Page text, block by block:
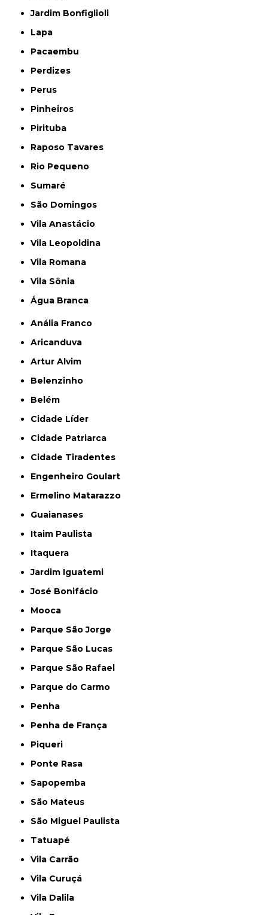
Jardim Bonfiglioli
Lapa
Pacaembu
Perdizes
Perus
Pinheiros
Pirituba
Raposo Tavares
Rio Pequeno
Sumaré
São Domingos
Vila Anastácio
Vila Leopoldina
Vila Romana
Vila Sônia
Água Branca
Anália Franco
Aricanduva
Artur Alvim
Belenzinho
Belém
Cidade Líder
Cidade Patriarca
Cidade Tiradentes
Engenheiro Goulart
Ermelino Matarazzo
Guaianases
Itaim Paulista
Itaquera
Jardim Iguatemi
José Bonifácio
Mooca
Parque São Jorge
Parque São Lucas
Parque São Rafael
Parque do Carmo
Penha
Penha de França
Piqueri
Ponte Rasa
Sapopemba
São Mateus
São Miguel Paulista
Tatuapé
Vila Carrão
Vila Curuçá
Vila Dalila